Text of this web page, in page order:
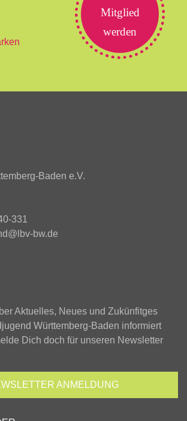
Mitglied
werden
Baden e.V.
331
bw.de
Aktuelles, Neues und Zukünfitges
Württemberg-Baden informiert
Dich doch für unseren Newsletter
ANMELDUNG